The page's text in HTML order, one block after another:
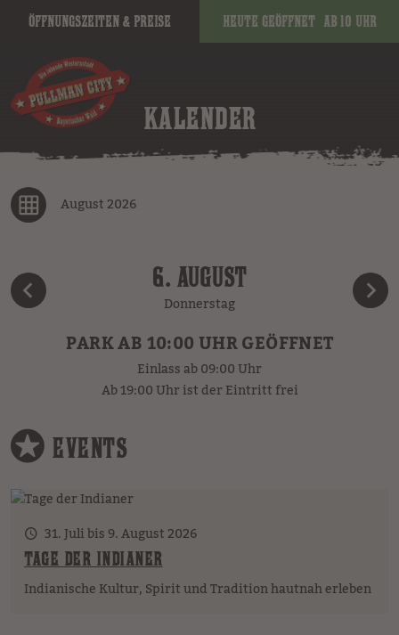
Öffnungszeiten & Preise Heute geöffnet ab 10 Uhr
KALENDER
August 2026
6. AUGUST
Donnerstag
PARK AB 10:00 UHR GEÖFFNET
Einlass ab 09:00 Uhr
Ab 19:00 Uhr ist der Eintritt frei
EVENTS
31. Juli bis 9. August 2026
TAGE DER INDIANER
Indianische Kultur, Spirit und Tradition hautnah erleben